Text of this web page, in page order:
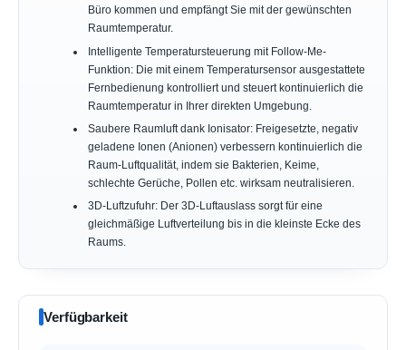
Büro kommen und empfängt Sie mit der gewünschten
Raumtemperatur.
Intelligente Temperatursteuerung mit Follow-Me-
Funktion: Die mit einem Temperatursensor ausgestattete
Fernbedienung kontrolliert und steuert kontinuierlich die
Raumtemperatur in Ihrer direkten Umgebung.
Saubere Raumluft dank Ionisator: Freigesetzte, negativ
geladene Ionen (Anionen) verbessern kontinuierlich die
Raum-Luftqualität, indem sie Bakterien, Keime,
schlechte Gerüche, Pollen etc. wirksam neutralisieren.
3D-Luftzufuhr: Der 3D-Luftauslass sorgt für eine
gleichmäßige Luftverteilung bis in die kleinste Ecke des
Raums.
Verfügbarkeit